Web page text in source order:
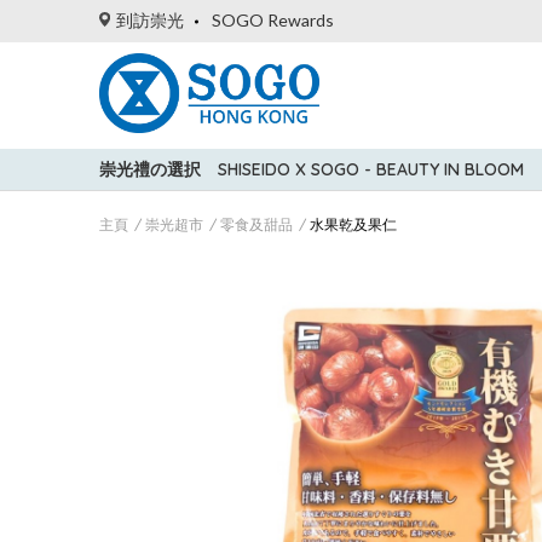
到訪崇光 SOGO Rewards
崇光禮の選択 SHISEIDO X SOGO - BEAUTY IN BLOOM
主頁 崇光超市 零食及甜品 水果乾及果仁